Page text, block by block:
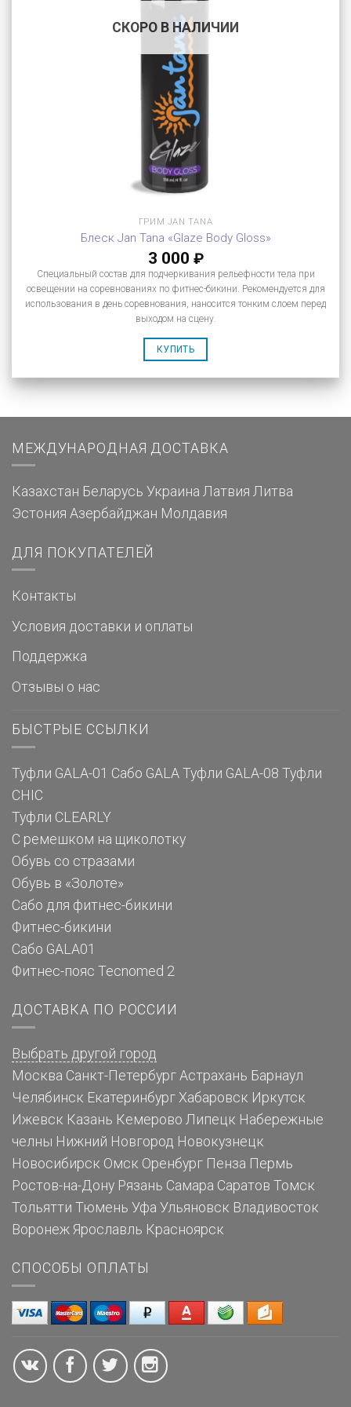
СКОРО В НАЛИЧИИ
ГРИМ JAN TANA
Блеск Jan Tana «Glaze Body Gloss»
3 000 ₽
Специальный состав для подчеркивания рельефности тела при
освещении на соревнованиях по фитнес-бикини. Рекомендуется для
использования в день соревнования, наносится тонким слоем перед
выходом на сцену.
КУПИТЬ
МЕЖДУНАРОДНАЯ ДОСТАВКА
Казахстан Беларусь Украина Латвия Литва
Эстония Азербайджан Молдавия
ДЛЯ ПОКУПАТЕЛЕЙ
Контакты
Условия доставки и оплаты
Поддержка
Отзывы о нас
БЫСТРЫЕ ССЫЛКИ
Туфли GALA-01 Сабо GALA Туфли GALA-08 Туфли
CHIC
Туфли CLEARLY
С ремешком на щиколотку
Обувь со стразами
Обувь в «Золоте»
Сабо для фитнес-бикини
Фитнес-бикини
Сабо GALA01
Фитнес-пояс Tecnomed 2
ДОСТАВКА ПО РОССИИ
Выбрать другой город
Москва Санкт-Петербург Астрахань Барнаул
Челябинск Екатеринбург Хабаровск Иркутск
Ижевск Казань Кемерово Липецк Набережные
челны Нижний Новгород Новокузнецк
Новосибирск Омск Оренбург Пенза Пермь
Ростов-на-Дону Рязань Самара Саратов Томск
Тольятти Тюмень Уфа Ульяновск Владивосток
Воронеж Ярославль Красноярск
СПОСОБЫ ОПЛАТЫ